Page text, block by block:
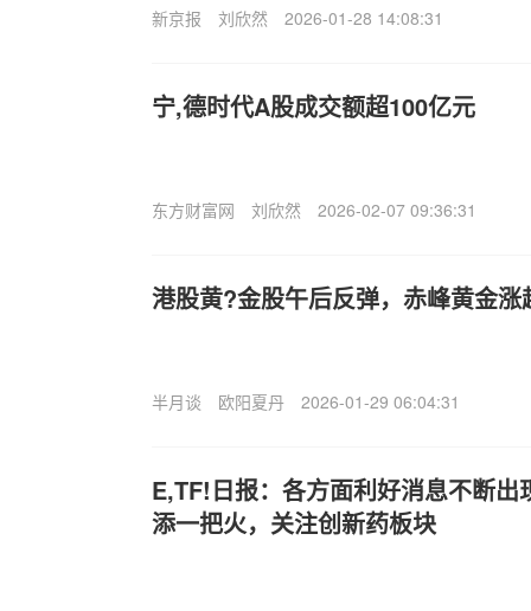
新京报 刘欣然 2026-01-28 14:08:31
宁,德时代A股成交额超100亿元
东方财富网 刘欣然 2026-02-07 09:36:31
港股黄?金股午后反弹，赤峰黄金涨
半月谈 欧阳夏丹 2026-01-29 06:04:31
E,TF!日报：各方面利好消息不断出
添一把火，关注创新药板块